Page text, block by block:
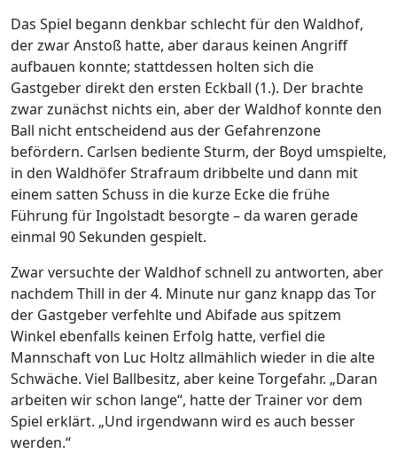
Das Spiel begann denkbar schlecht für den Waldhof,
der zwar Anstoß hatte, aber daraus keinen Angriff
aufbauen konnte; stattdessen holten sich die
Gastgeber direkt den ersten Eckball (1.). Der brachte
zwar zunächst nichts ein, aber der Waldhof konnte den
Ball nicht entscheidend aus der Gefahrenzone
befördern. Carlsen bediente Sturm, der Boyd umspielte,
in den Waldhöfer Strafraum dribbelte und dann mit
einem satten Schuss in die kurze Ecke die frühe
Führung für Ingolstadt besorgte – da waren gerade
einmal 90 Sekunden gespielt.
Zwar versuchte der Waldhof schnell zu antworten, aber
nachdem Thill in der 4. Minute nur ganz knapp das Tor
der Gastgeber verfehlte und Abifade aus spitzem
Winkel ebenfalls keinen Erfolg hatte, verfiel die
Mannschaft von Luc Holtz allmählich wieder in die alte
Schwäche. Viel Ballbesitz, aber keine Torgefahr. „Daran
arbeiten wir schon lange“, hatte der Trainer vor dem
Spiel erklärt. „Und irgendwann wird es auch besser
werden.“